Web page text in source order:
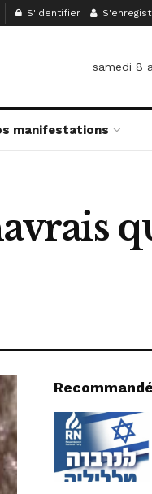
S'identifier
samedi 8
manifestations